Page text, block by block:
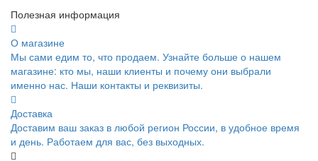
Полезная информация
О магазине
Мы сами едим то, что продаем. Узнайте больше о нашем
магазине: кто мы, наши клиенты и почему они выбрали
именно нас. Наши контакты и реквизиты.
Доставка
Доставим ваш заказ в любой регион России, в удобное время
и день. Работаем для вас, без выходных.